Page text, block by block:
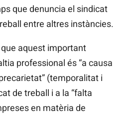
que denuncia el sindicat
entre altres instàncies.
que aquest important
professional és “a causa
(temporalitat i
de treball i a la “falta
en matèria de